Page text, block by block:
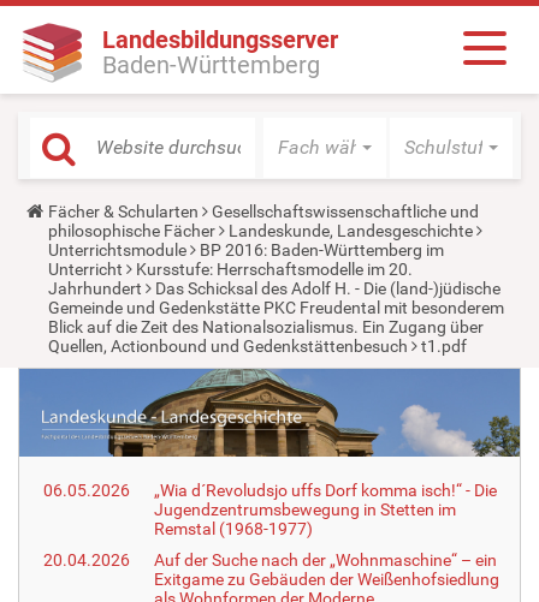
Landesbildungsserver
Baden-Württemberg
Fach wählen Schulstufe
Y
o
u
a
r
e
h
e
r
Fächer & Schularten
Gesellschaftswissenschaftliche und
philosophische Fächer
Landeskunde, Landesgeschichte
Unterrichtsmodule
BP 2016: Baden-Württemberg im
Unterricht
Kursstufe: Herrschaftsmodelle im 20.
Jahrhundert
Das Schicksal des Adolf H. - Die (land-)jüdische
Gemeinde und Gedenkstätte PKC Freudental mit besonderem
Blick auf die Zeit des Nationalsozialismus. Ein Zugang über
Quellen, Actionbound und Gedenkstättenbesuch
t1.pdf
06.05.2026
„Wia d´Revoludsjo uffs Dorf komma isch!“ - Die
Jugendzentrumsbewegung in Stetten im
Remstal (1968-1977)
20.04.2026
Auf der Suche nach der „Wohnmaschine“ – ein
Exitgame zu Gebäuden der Weißenhofsiedlung